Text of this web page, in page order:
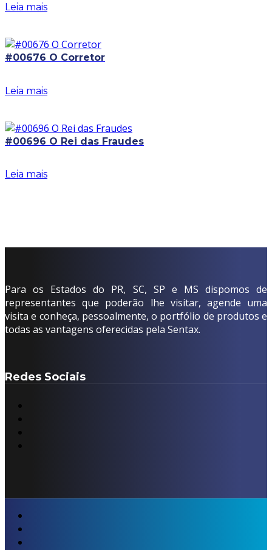
Leia mais
#00676 O Corretor
Leia mais
#00696 O Rei das Fraudes
Leia mais
Para os Estados do PR, SC, SP e MS dispomos de
representantes que poderão lhe visitar, agende uma
visita e conheça, pessoalmente, o portfólio de produtos e
todas as vantagens oferecidas pela Sentax.
Redes Sociais